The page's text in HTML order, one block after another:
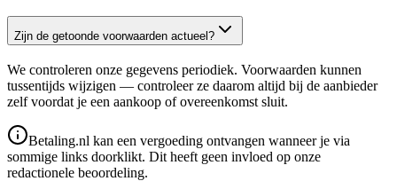
Zijn de getoonde voorwaarden actueel?
We controleren onze gegevens periodiek. Voorwaarden kunnen
tussentijds wijzigen — controleer ze daarom altijd bij de aanbieder
zelf voordat je een aankoop of overeenkomst sluit.
Betaling.nl kan een vergoeding ontvangen wanneer je via
sommige links doorklikt. Dit heeft geen invloed op onze
redactionele beoordeling.